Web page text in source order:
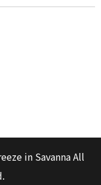
in Savanna All